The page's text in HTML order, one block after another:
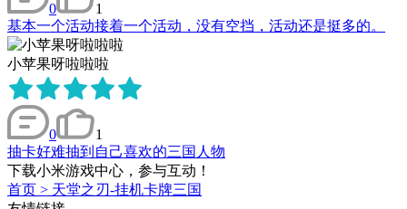
0
1
基本一个活动接着一个活动，没有空挡，活动还是挺多的。
小苹果呀啦啦啦
0
1
抽卡好难抽到自己喜欢的三国人物
下载小米游戏中心，参与互动！
首页 > 天堂之刃-挂机卡牌三国